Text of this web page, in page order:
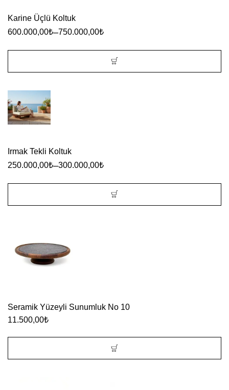
Karine Üçlü Koltuk
600.000,00₺–750.000,00₺
ürünün
birden
fazla
var.
Seçenekler
ürün
Irmak Tekli Koltuk
250.000,00₺–300.000,00₺
birden
fazla
Seçenekler
ürün
sayfasından
Seramik Yüzeyli Sunumluk No 10
11.500,00₺